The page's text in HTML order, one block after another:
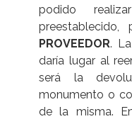
podido
PROVEEDOR.
daría lugar al
será la
monumento o
de la misma.